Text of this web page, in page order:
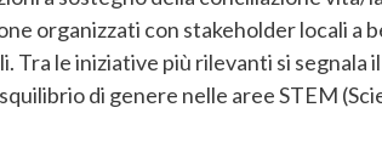
organizzati con stakeholder locali a
Tra le iniziative più rilevanti si segnala
di genere nelle aree STEM